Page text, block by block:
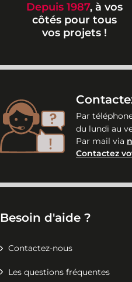
Depuis 1987, à vos
côtés pour tous
vos projets !
Par
du lundi au
Par mail via
Contactez
Besoin d'aide ?
Contactez-nous
Les questions fréquentes